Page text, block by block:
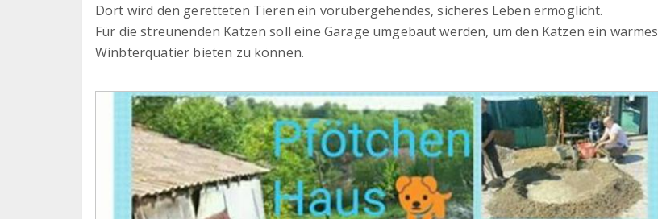
Dort wird den geretteten Tieren ein vorübergehendes, sicheres Leben ermöglicht.
Für die streunenden Katzen soll eine Garage umgebaut werden, um den Katzen ein warmes
Winbterquatier bieten zu können.